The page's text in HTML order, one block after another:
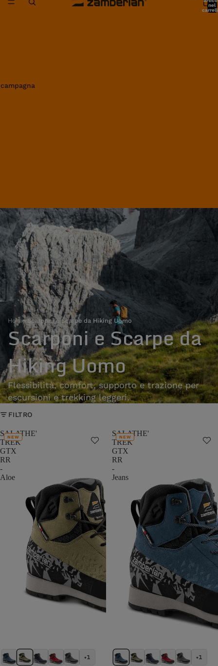
nel
Home›Scarponi e Scarpe da Hiking Uomo
Scarponi e Scarpe da
Hiking Uomo
Flessibilità, comfort, supporto e trazione per
escursioni e trekking leggeri.
FILTRO
SALATHE'
TREK
GTX
RR
-
Aloe
NEW
+1
SALATHE'
TREK
GTX
RR
-
Jeans
NEW
+1